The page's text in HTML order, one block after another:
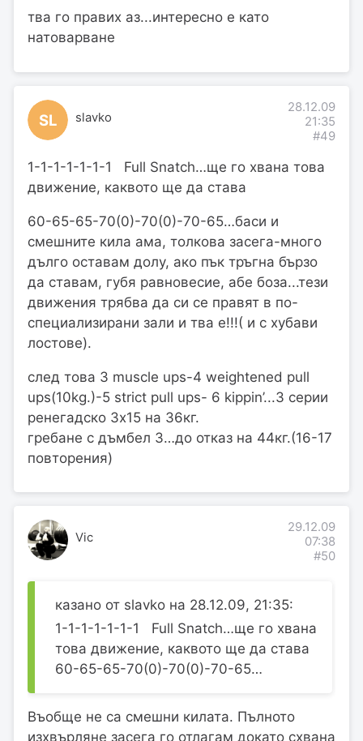
тва го правих аз...интересно е като
натоварване
SL slavko
28.12.09
21:35
#49
1-1-1-1-1-1-1 Full Snatch…ще го хвана това
движение, каквото ще да става
60-65-65-70(0)-70(0)-70-65…баси и
смешните кила ама, толкова засега-много
дълго оставам долу, ако пък тръгна бързо
да ставам, губя равновесие, абе боза...тези
движения трябва да си се правят в по-
специализирани зали и тва е!!!( и с хубави
лостове).
след това 3 muscle ups-4 weightened pull
ups(10kg.)-5 strict pull ups- 6 kippin’...3 серии
ренегадско 3х15 на 36кг.
гребане с дъмбел 3…до отказ на 44кг.(16-17
повторения)
Vic
29.12.09
07:38
#50
казано от slavko на 28.12.09, 21:35:
1-1-1-1-1-1-1 Full Snatch…ще го хвана
това движение, каквото ще да става
60-65-65-70(0)-70(0)-70-65…
Въобще не са смешни килата. Пълното
изхвърляне засега го отлагам докато схвана